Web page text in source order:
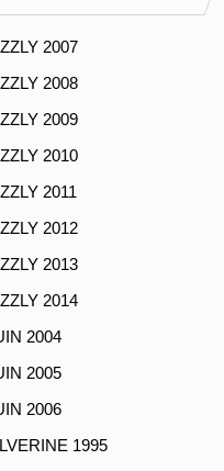
2007
2008
2009
2010
2011
2012
2013
2014
2004
2005
2006
1995